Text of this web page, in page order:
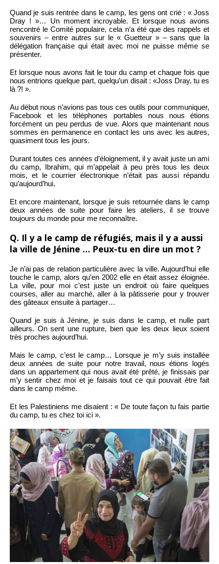
Quand je suis rentrée dans le camp, les gens ont crié : « Joss
Dray ! »… Un moment incroyable. Et lorsque nous avons
rencontré le Comité populaire, cela n’a été que des rappels et
souvenirs – entre autres sur le « Guetteur » – sans que la
délégation française qui était avec moi ne puisse même se
présenter.
Et lorsque nous avons fait le tour du camp et chaque fois que
nous entrions quelque part, quelqu’un disait : «Joss Dray, tu es
là ?! ».
Au début nous n’avions pas tous ces outils pour communiquer,
Facebook et les téléphones portables nous nous étions
forcément un peu perdus de vue. Alors que maintenant nous
sommes en permanence en contact les uns avec les autres,
quasiment tous les jours.
Durant toutes ces années d’éloignement, il y avait juste un ami
du camp, Ibrahim, qui m’appelait à peu près tous les deux
mois, et le courrier électronique n’était pas aussi répandu
qu’aujourd’hui.
Et encore maintenant, lorsque je suis retournée dans le camp
deux années de suite pour faire les ateliers, il se trouve
toujours du monde pour me reconnaître.
Q. Il y a le camp de réfugiés, mais il y a aussi
la ville de Jénine … Peux-tu en dire un mot ?
Je n’ai pas de relation particulière avec la ville. Aujourd’hui elle
touche le camp, alors qu’en 2002 elle en était assez éloignée.
La ville, pour moi c’est juste un endroit où faire quelques
courses, aller au marché, aller à la pâtisserie pour y trouver
des gâteaux ensuite à partager…
Quand je suis à Jénine, je suis dans le camp, et nulle part
ailleurs. On sent une rupture, bien que les deux lieux soient
très proches aujourd’hui.
Mais le camp, c’est le camp… Lorsque je m’y suis installée
deux années de suite pour notre travail, nous étions logés
dans un appartement qui nous avait été prêté, je finissais par
m’y sentir chez moi et je faisais tout ce qui pouvait être fait
dans le camp même.
Et les Palestiniens me disaient : « De toute façon tu fais partie
du camp, tu es chez toi ici ».